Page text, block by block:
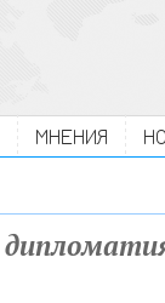
МНЕНИЯ